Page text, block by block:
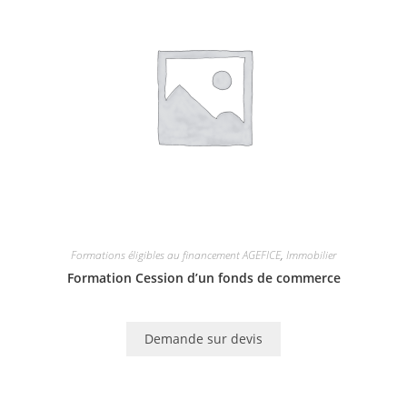
Formations éligibles au financement AGEFICE, Immobilier
Formation Cession d’un fonds de commerce
Demande sur devis